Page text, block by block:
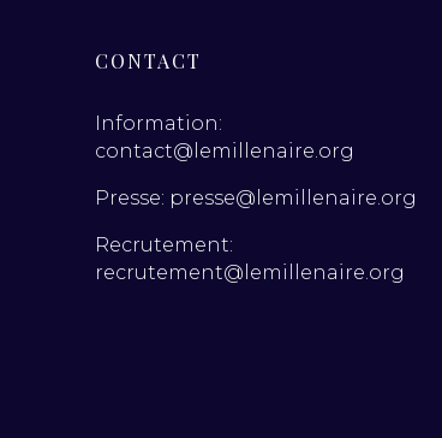
CONTACT
Information:
contact@lemillenaire.org
Presse: presse@lemillenaire.org
Recrutement:
recrutement@lemillenaire.org